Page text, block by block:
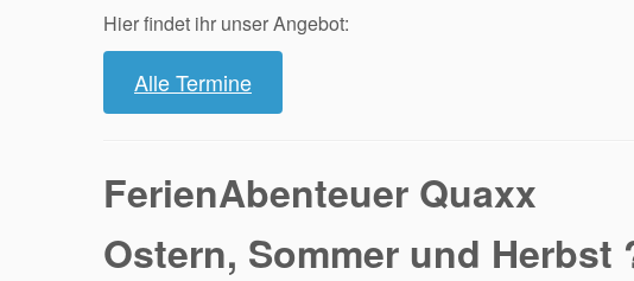
Hier findet ihr unser Angebot:
Alle Termine
FerienAbenteuer Quaxx
Ostern, Sommer und Herbst